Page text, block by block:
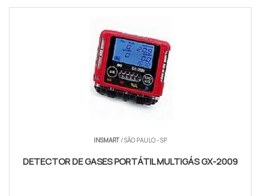
INSMART/ SÃO PAULO - SP
DETECTOR DE GASES PORTÁTIL MULTIGÁS GX-2009